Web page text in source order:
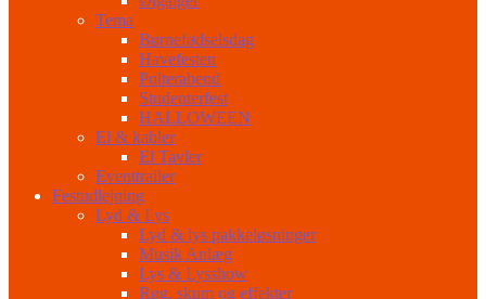
Tema
Børnefødselsdag
Havefesten
Polterabend
Studenterfest
HALLOWEEN
El & kabler
El Tavler
Eventtrailer
Festudlejning
Lyd & Lys
Lyd & lys pakkeløsninger
Musik Anlæg
Lys & Lysshow
Røg, skum og effekter